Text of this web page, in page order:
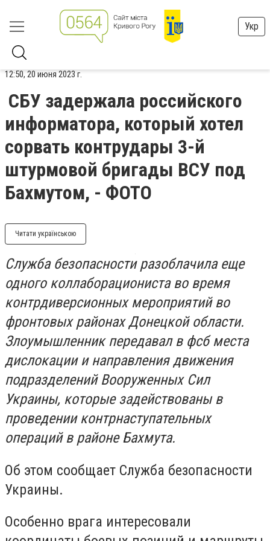
Укр
12:50, 20 июня 2023 г.
СБУ задержала российского
информатора, который хотел
сорвать контрудары 3-й
штурмовой бригады ВСУ под
Бахмутом, - ФОТО
Читати українською
Служба безопасности разоблачила еще
одного коллаборациониста во время
контрдиверсионных мероприятий во
фронтовых районах Донецкой области.
Злоумышленник передавал в фсб места
дислокации и направления движения
подразделений Вооруженных Сил
Украины, которые задействованы в
проведении контрнаступательных
операций в районе Бахмута.
Об этом сообщает Служба безопасности
Украины.
Особенно врага интересовали